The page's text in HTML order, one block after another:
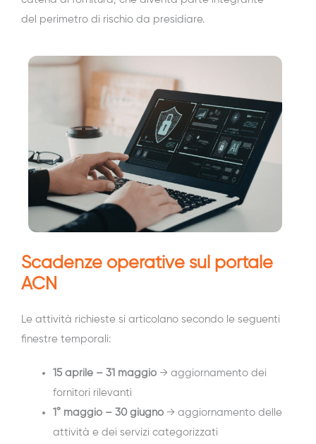
del perimetro di rischio da presidiare.
Scadenze operative sul portale
ACN
Le attività richieste si articolano secondo le seguenti
finestre temporali:
15 aprile – 31 maggio → aggiornamento dei
fornitori rilevanti
1° maggio – 30 giugno → aggiornamento delle
attività e dei servizi categorizzati